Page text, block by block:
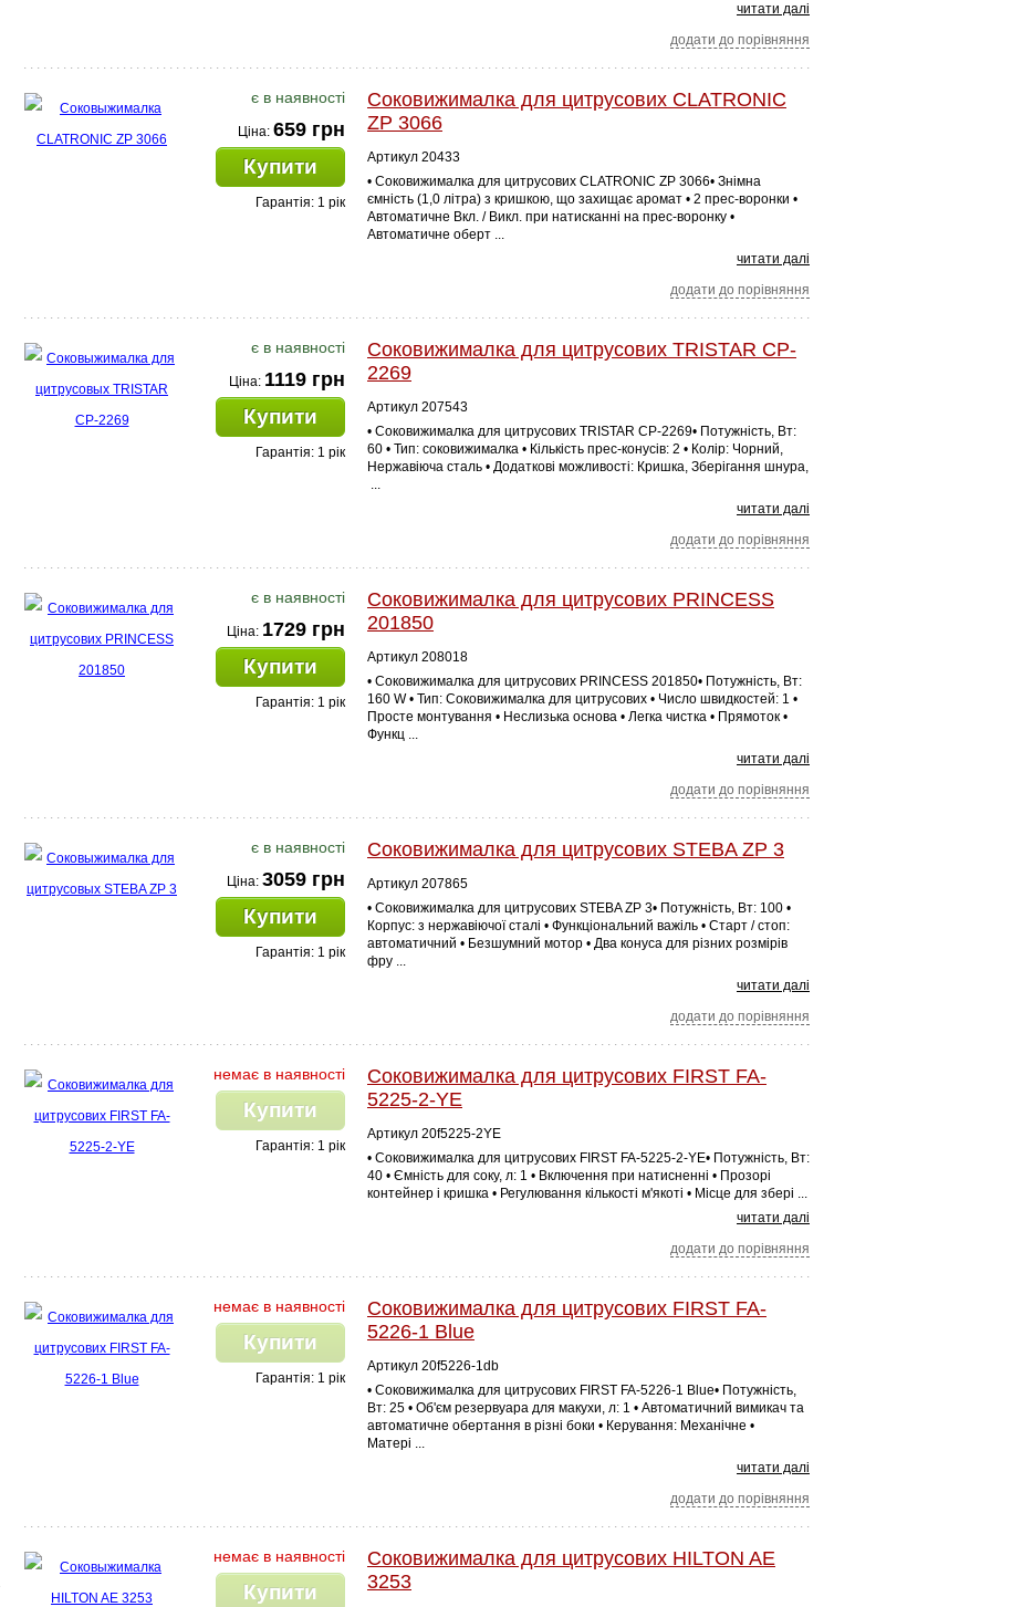
читати далі
додати до порівняння
є в наявності
Ціна: 659 грн
Купити
Гарантія: 1 рік
Соковижималка для цитрусових CLATRONIC
ZP 3066
Артикул 20433
• Соковижималка для цитрусових CLATRONIC ZP 3066• Знімна
ємність (1,0 літра) з кришкою, що захищає аромат • 2 прес-воронки •
Автоматичне Вкл. / Викл. при натисканні на прес-воронку •
Автоматичне оберт ...
читати далі
додати до порівняння
є в наявності
Ціна: 1119 грн
Купити
Гарантія: 1 рік
Соковижималка для цитрусових TRISTAR CP-
2269
Артикул 207543
• Соковижималка для цитрусових TRISTAR CP-2269• Потужність, Вт:
60 • Тип: соковижималка • Кількість прес-конусів: 2 • Колір: Чорний,
Нержавіюча сталь • Додаткові можливості: Кришка, Зберігання шнура,
...
читати далі
додати до порівняння
є в наявності
Ціна: 1729 грн
Купити
Гарантія: 1 рік
Соковижималка для цитрусових PRINCESS
201850
Артикул 208018
• Соковижималка для цитрусових PRINCESS 201850• Потужність, Вт:
160 W • Тип: Соковижималка для цитрусових • Число швидкостей: 1 •
Просте монтування • Неслизька основа • Легка чистка • Прямоток •
Функц ...
читати далі
додати до порівняння
є в наявності
Ціна: 3059 грн
Купити
Гарантія: 1 рік
Соковижималка для цитрусових STEBA ZP 3
Артикул 207865
• Соковижималка для цитрусових STEBA ZP 3• Потужність, Вт: 100 •
Корпус: з нержавіючої сталі • Функціональний важіль • Старт / стоп:
автоматичний • Безшумний мотор • Два конуса для різних розмірів
фру ...
читати далі
додати до порівняння
немає в наявності
Купити
Гарантія: 1 рік
Соковижималка для цитрусових FIRST FA-
5225-2-YE
Артикул 20f5225-2YE
• Соковижималка для цитрусових FIRST FA-5225-2-YE• Потужність, Вт:
40 • Ємність для соку, л: 1 • Включення при натисненні • Прозорі
контейнер і кришка • Регулювання кількості м'якоті • Місце для збері ...
читати далі
додати до порівняння
немає в наявності
Купити
Гарантія: 1 рік
Соковижималка для цитрусових FIRST FA-
5226-1 Blue
Артикул 20f5226-1db
• Соковижималка для цитрусових FIRST FA-5226-1 Blue• Потужність,
Вт: 25 • Об'єм резервуара для макухи, л: 1 • Автоматичний вимикач та
автоматичне обертання в різні боки • Керування: Механічне •
Матері ...
читати далі
додати до порівняння
немає в наявності
Купити
Соковижималка для цитрусових HILTON AE
3253